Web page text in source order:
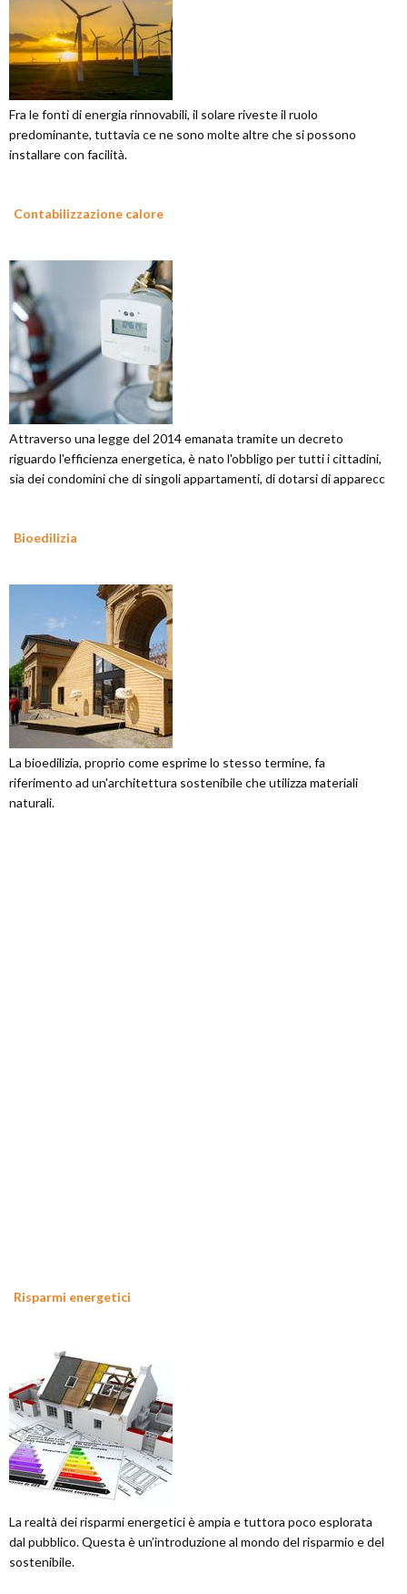
Fra le fonti di energia rinnovabili, il solare riveste il ruolo
predominante, tuttavia ce ne sono molte altre che si possono
installare con facilità.
Contabilizzazione calore
Attraverso una legge del 2014 emanata tramite un decreto
riguardo l'efficienza energetica, è nato l'obbligo per tutti i cittadini,
sia dei condomini che di singoli appartamenti, di dotarsi di apparecc
Bioedilizia
La bioedilizia, proprio come esprime lo stesso termine, fa
riferimento ad un'architettura sostenibile che utilizza materiali
naturali.
Risparmi energetici
La realtà dei risparmi energetici è ampia e tuttora poco esplorata
dal pubblico. Questa è un’introduzione al mondo del risparmio e del
sostenibile.